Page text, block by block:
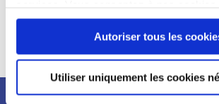
continuez à utiliser notre site Web.
Autoriser tous les
Utiliser uniquement les cookies